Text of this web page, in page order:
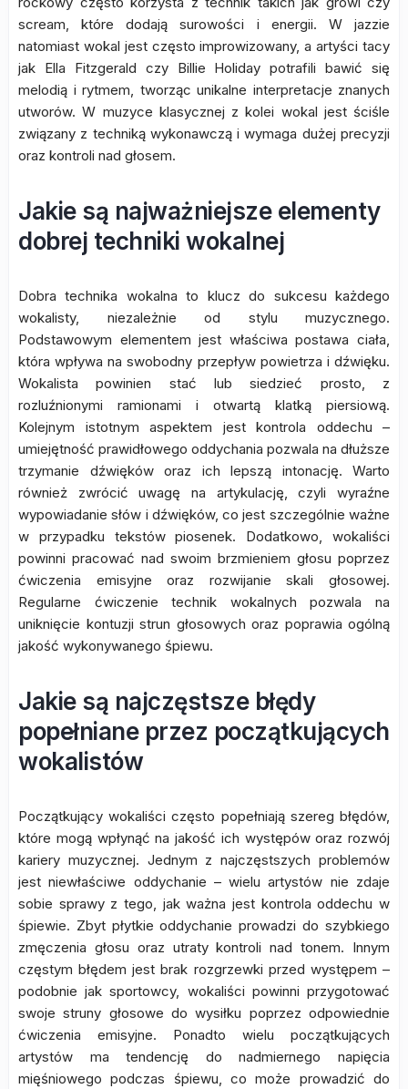
scream, które dodają surowości i energii. W jazzie
natomiast wokal jest często improwizowany, a artyści tacy
jak Ella Fitzgerald czy Billie Holiday potrafili bawić się
melodią i rytmem, tworząc unikalne interpretacje znanych
utworów. W muzyce klasycznej z kolei wokal jest ściśle
związany z techniką wykonawczą i wymaga dużej precyzji
oraz kontroli nad głosem.
Jakie są najważniejsze elementy
dobrej techniki wokalnej
Dobra technika wokalna to klucz do sukcesu każdego
wokalisty, niezależnie od stylu muzycznego.
Podstawowym elementem jest właściwa postawa ciała,
która wpływa na swobodny przepływ powietrza i dźwięku.
Wokalista powinien stać lub siedzieć prosto, z
rozluźnionymi ramionami i otwartą klatką piersiową.
Kolejnym istotnym aspektem jest kontrola oddechu –
umiejętność prawidłowego oddychania pozwala na dłuższe
trzymanie dźwięków oraz ich lepszą intonację. Warto
również zwrócić uwagę na artykulację, czyli wyraźne
wypowiadanie słów i dźwięków, co jest szczególnie ważne
w przypadku tekstów piosenek. Dodatkowo, wokaliści
powinni pracować nad swoim brzmieniem głosu poprzez
ćwiczenia emisyjne oraz rozwijanie skali głosowej.
Regularne ćwiczenie technik wokalnych pozwala na
uniknięcie kontuzji strun głosowych oraz poprawia ogólną
jakość wykonywanego śpiewu.
Jakie są najczęstsze błędy
popełniane przez początkujących
wokalistów
Początkujący wokaliści często popełniają szereg błędów,
które mogą wpłynąć na jakość ich występów oraz rozwój
kariery muzycznej. Jednym z najczęstszych problemów
jest niewłaściwe oddychanie – wielu artystów nie zdaje
sobie sprawy z tego, jak ważna jest kontrola oddechu w
śpiewie. Zbyt płytkie oddychanie prowadzi do szybkiego
zmęczenia głosu oraz utraty kontroli nad tonem. Innym
częstym błędem jest brak rozgrzewki przed występem –
podobnie jak sportowcy, wokaliści powinni przygotować
swoje struny głosowe do wysiłku poprzez odpowiednie
ćwiczenia emisyjne. Ponadto wielu początkujących
artystów ma tendencję do nadmiernego napięcia
mięśniowego podczas śpiewu, co może prowadzić do